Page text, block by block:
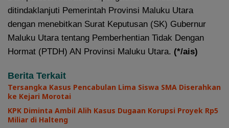
ditindaklanjuti Pemerintah Provinsi Maluku Utara
dengan menebitkan Surat Keputusan (SK) Gubernur
Maluku Utara tentang Pemberhentian Tidak Dengan
Hormat (PTDH) AN Provinsi Maluku Utara. (*/ais)
Berita Terkait
Tersangka Kasus Pencabulan Lima Siswa SMA Diserahkan
ke Kejari Morotai
KPK Diminta Ambil Alih Kasus Dugaan Korupsi Proyek Rp5
Miliar di Halteng